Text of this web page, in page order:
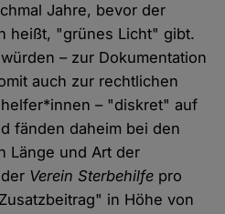
Jahre, bevor der
heißt, "grünes Licht" gibt.
– zur Dokumentation
auch zur rechtlichen
– "diskret" auf
fänden daheim bei den
Länge und Art der
Verein Sterbehilfe pro
in Höhe von